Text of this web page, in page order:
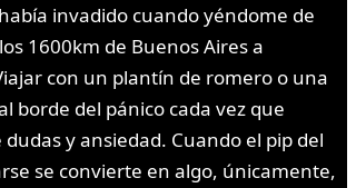
invadido cuando yéndome de
1600km de Buenos Aires a
con un plantín de romero o una
borde del pánico cada vez que
y ansiedad. Cuando el pip del
se convierte en algo, únicamente,